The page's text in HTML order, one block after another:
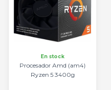
En stock
Procesador Amd (am4)
Ryzen 5 3400g